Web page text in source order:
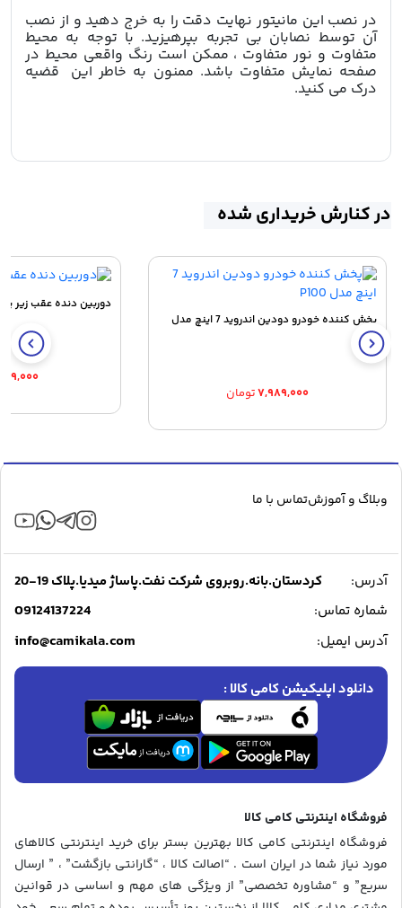
در نصب این مانیتور نهایت دقت را به خرج دهید و از نصب
آن توسط نصابان بی تجربه بپرهیزید. با توجه به محیط
متفاوت و نور متفاوت ، ممکن است رنگ واقعی محیط در
صفحه نمایش متفاوت باشد. ممنون به خاطر این قضیه
درک می کنید.
در کنارش خریداری شده
پخش کننده خودرو دودین اندروید 7 اینچ مدل
P100
۷,۹۸۹,۰۰۰تومان
دوربین دنده عقب زیر
وبلاگ و آموزشتماس با ما
آدرس:
کردستان.بانه.روبروی شرکت نفت.پاساژ میدیا.پلاک 19-20
شماره تماس:
09124137224
آدرس ایمیل: info@camikala.com
دانلود اپلیکیشن کامی کالا :
فروشگاه اینترنتی کامی کالا
فروشگاه اینترنتی کامی کالا بهترین بستر برای خرید اینترنتی کالاهای
مورد نیاز شما در ایران است . “اصالت کالا ، “گارانتی بازگشت” ، ” ارسال
سریع” و “مشاوره تخصصی” از ویژگی های مهم و اساسی در قوانین